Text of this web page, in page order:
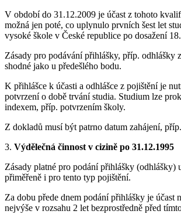
V období do 31.12.2009 je účast z tohoto
možná jen poté, co uplynulo prvních šest let
vysoké škole v České republice po dosažení
Zásady pro podávání přihlášky, příp. odhlášky
shodné jako u předešlého bodu.
K přihlášce k účasti a odhlášce z pojištění je
potvrzení o době trvání studia. Studium lze
indexem, příp. potvrzením školy.
Z dokladů musí být patrno datum zahájení,
3. Výdělečná činnost v cizině po 31.12.1995
Zásady platné pro podání přihlášky (odhlášky)
přiměřeně i pro tento typ pojištění.
Za dobu přede dnem podání přihlášky je účast
nejvýše v rozsahu 2 let bezprostředně před